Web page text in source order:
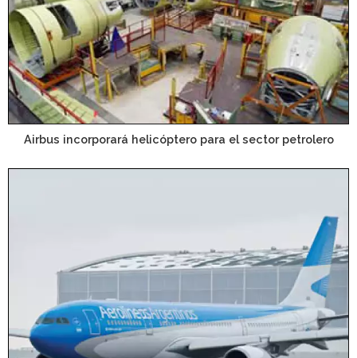
Airbus incorporará helicóptero para el sector petrolero